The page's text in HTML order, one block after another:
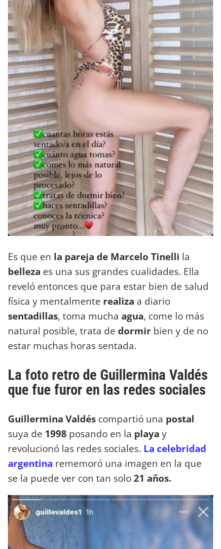
Es que en la pareja de Marcelo Tinelli la
belleza es una sus grandes cualidades. Ella
reveló entonces que para estar bien de salud
física y mentalmente realiza a diario
sentadillas, toma mucha agua, come lo más
natural posible, trata de dormir bien y de no
estar muchas horas sentada.
La foto retro de Guillermina Valdés
que fue furor en las redes sociales
Guillermina Valdés compartió una postal
suya de 1998 posando en la playa y
revolucionó las redes sociales. La celebridad
argentina rememoró una imagen en la que
se la puede ver con tan solo21 años.